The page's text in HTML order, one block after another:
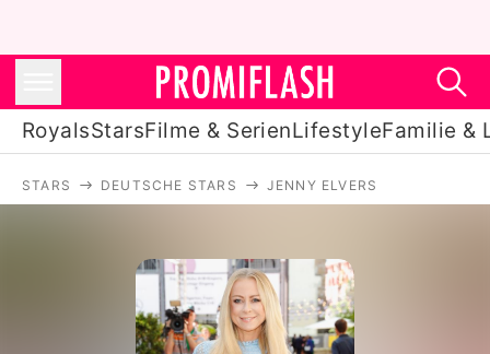
RoyalsStarsFilme & SerienLifestyleFamilie &
Filme & Serien
Lifestyle
STARS DEUTSCHE STARS JENNY ELVERS